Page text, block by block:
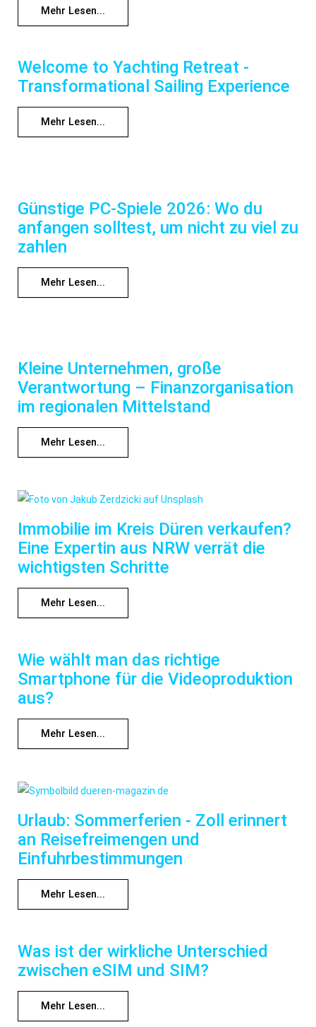
Mehr Lesen...
Welcome to Yachting Retreat -
Transformational Sailing Experience
Mehr Lesen...
Günstige PC-Spiele 2026: Wo du
anfangen solltest, um nicht zu viel zu
zahlen
Mehr Lesen...
Kleine Unternehmen, große
Verantwortung – Finanzorganisation
im regionalen Mittelstand
Mehr Lesen...
Immobilie im Kreis Düren verkaufen?
Eine Expertin aus NRW verrät die
wichtigsten Schritte
Mehr Lesen...
Wie wählt man das richtige
Smartphone für die Videoproduktion
aus?
Mehr Lesen...
Urlaub: Sommerferien - Zoll erinnert
an Reisefreimengen und
Einfuhrbestimmungen
Mehr Lesen...
Was ist der wirkliche Unterschied
zwischen eSIM und SIM?
Mehr Lesen...